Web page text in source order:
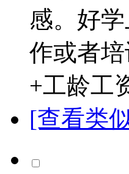
感。好
作或者
+工龄工
[查看类